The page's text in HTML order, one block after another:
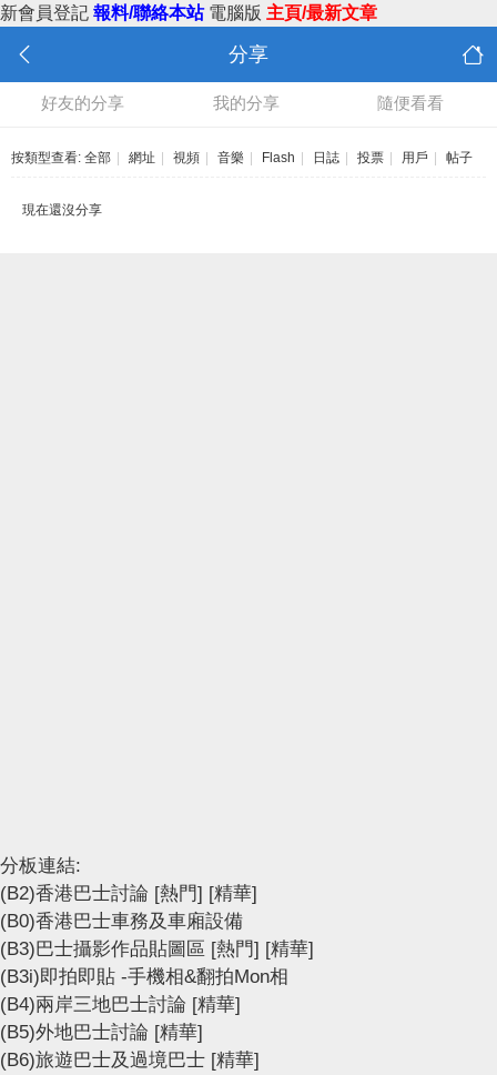
新會員登記 報料/聯絡本站 電腦版 主頁/最新文章
分享
好友的分享 我的分享 隨便看看
按類型查看: 全部 網址 視頻 音樂 Flash 日誌 投票 用戶 帖子
現在還沒分享
分板連結:
(B2)香港巴士討論 [熱門] [精華]
(B0)香港巴士車務及車廂設備
(B3)巴士攝影作品貼圖區 [熱門] [精華]
(B3i)即拍即貼 -手機相&翻拍Mon相
(B4)兩岸三地巴士討論 [精華]
(B5)外地巴士討論 [精華]
(B6)旅遊巴士及過境巴士 [精華]